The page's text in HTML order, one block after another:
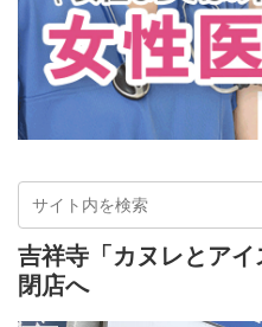
吉祥寺「カヌレとア
閉店へ